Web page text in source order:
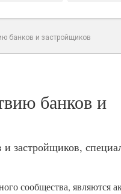
банков и застройщиков
банков и
застройщиков,
сообщества, являются